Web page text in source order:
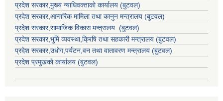
प्रदेश सरकार,मुख्य न्याधिवक्ताकाे कार्यालय (बुटवल)
प्रदेश सरकार,आन्तरिक मामिला तथा कानुन मन्त्रालय (बुटवल)
प्रदेश सरकार,सामाजिक विकास मन्त्रालय (बुटवल)
प्रदेश सरकार,भुमि व्यवस्था,क्रिषि तथा सहकारी मन्त्रालय (बुटवल)
प्रदेश सरकार,उधाेग,पर्यटन,वन तथा वातावरण मन्त्रालय (बुटवल)
प्रदेश प्रमुखकाे कार्यालय (बुटवल)